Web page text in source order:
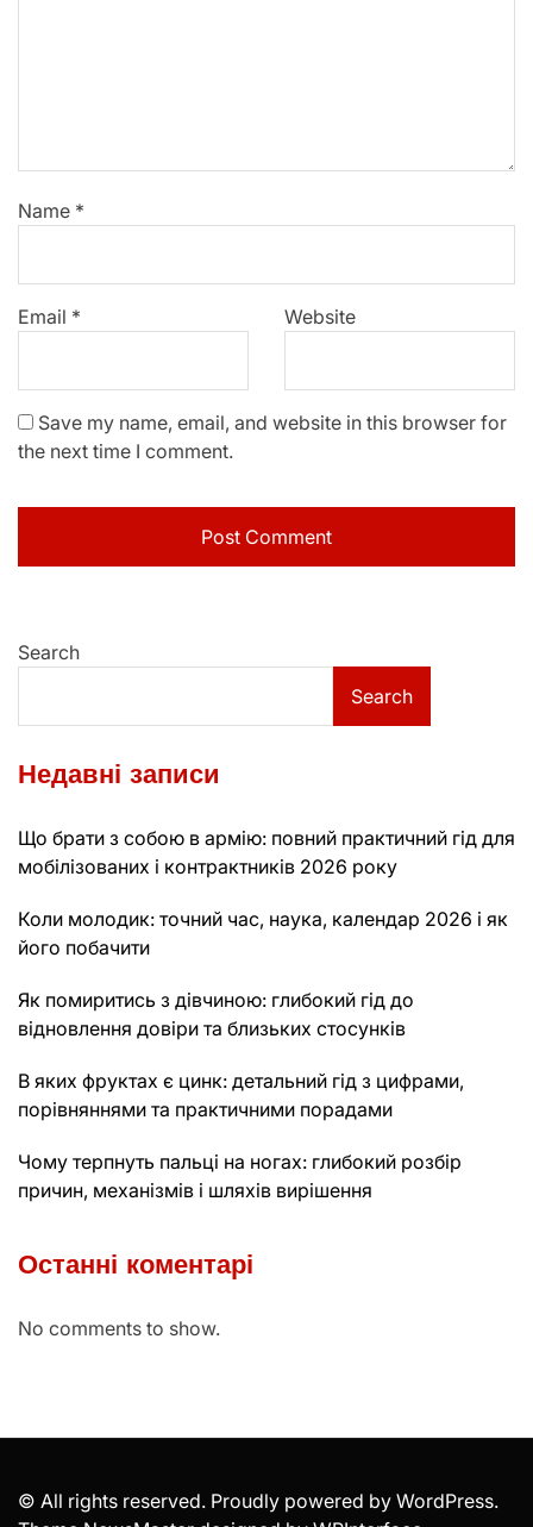
Name *
Email * Website
Save my name, email, and website in this browser for
the next time I comment.
Search
Search
Недавні записи
Що брати з собою в армію: повний практичний гід для
мобілізованих і контрактників 2026 року
Коли молодик: точний час, наука, календар 2026 і як
його побачити
Як помиритись з дівчиною: глибокий гід до
відновлення довіри та близьких стосунків
В яких фруктах є цинк: детальний гід з цифрами,
порівняннями та практичними порадами
Чому терпнуть пальці на ногах: глибокий розбір
причин, механізмів і шляхів вирішення
Останні коментарі
No comments to show.
© All rights reserved. Proudly powered by WordPress.